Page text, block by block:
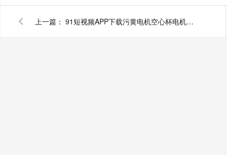
上一篇： 91短视频APP下载污黄电机空心杯电机产品合作案例